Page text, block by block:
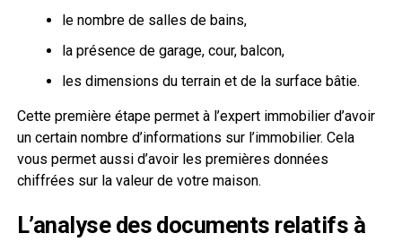
le nombre de salles de bains,
la présence de garage, cour, balcon,
les dimensions du terrain et de la surface bâtie.
Cette première étape permet à l’expert immobilier d’avoir
un certain nombre d’informations sur l’immobilier. Cela
vous permet aussi d’avoir les premières données
chiffrées sur la valeur de votre maison.
L’analyse des documents relatifs à